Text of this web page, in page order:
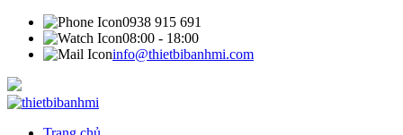
0938 915 691
08:00 - 18:00
info@thietbibanhmi.com